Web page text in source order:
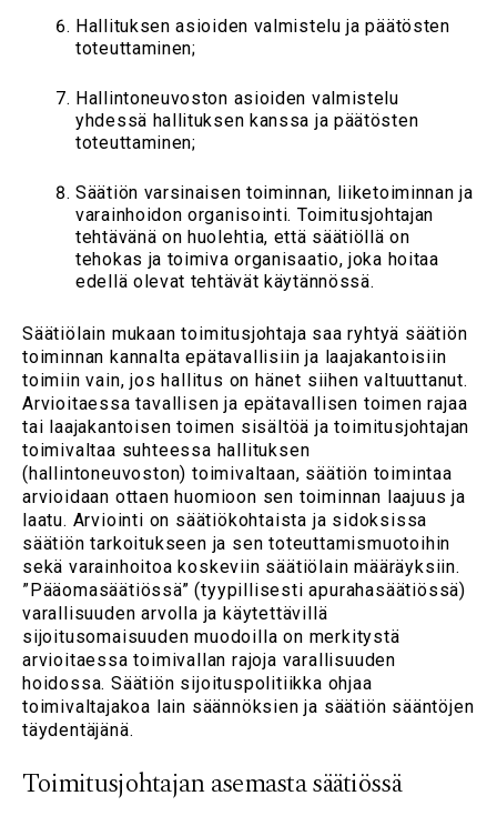
Hallituksen asioiden valmistelu ja päätösten
toteuttaminen;
Hallintoneuvoston asioiden valmistelu
yhdessä hallituksen kanssa ja päätösten
toteuttaminen;
Säätiön varsinaisen toiminnan, liiketoiminnan ja
varainhoidon organisointi. Toimitusjohtajan
tehtävänä on huolehtia, että säätiöllä on
tehokas ja toimiva organisaatio, joka hoitaa
edellä olevat tehtävät käytännössä.
Säätiölain mukaan toimitusjohtaja saa ryhtyä säätiön
toiminnan kannalta epätavallisiin ja laajakantoisiin
toimiin vain, jos hallitus on hänet siihen valtuuttanut.
Arvioitaessa tavallisen ja epätavallisen toimen rajaa
tai laajakantoisen toimen sisältöä ja toimitusjohtajan
toimivaltaa suhteessa hallituksen
(hallintoneuvoston) toimivaltaan, säätiön toimintaa
arvioidaan ottaen huomioon sen toiminnan laajuus ja
laatu. Arviointi on säätiökohtaista ja sidoksissa
säätiön tarkoitukseen ja sen toteuttamismuotoihin
sekä varainhoitoa koskeviin säätiölain määräyksiin.
”Pääomasäätiössä” (tyypillisesti apurahasäätiössä)
varallisuuden arvolla ja käytettävillä
sijoitusomaisuuden muodoilla on merkitystä
arvioitaessa toimivallan rajoja varallisuuden
hoidossa. Säätiön sijoituspolitiikka ohjaa
toimivaltajakoa lain säännöksien ja säätiön sääntöjen
täydentäjänä.
Toimitusjohtajan asemasta säätiössä